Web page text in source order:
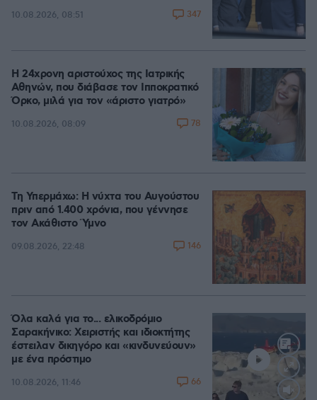
10.08.2026, 08:51 347
Η 24χρονη αριστούχος της Ιατρικής
Αθηνών, που διάβασε τον Ιπποκρατικό
Όρκο, μιλά για τον «άριστο γιατρό»
10.08.2026, 08:09 78
Τη Υπερμάχω: Η νύχτα του Αυγούστου
πριν από 1.400 χρόνια, που γέννησε
τον Ακάθιστο Ύμνο
09.08.2026, 22:48 146
Όλα καλά για το... ελικοδρόμιο
Σαρακήνικο: Χειριστής και ιδιοκτήτης
έστειλαν δικηγόρο και «κινδυνεύουν»
με ένα πρόστιμο
10.08.2026, 11:46 66